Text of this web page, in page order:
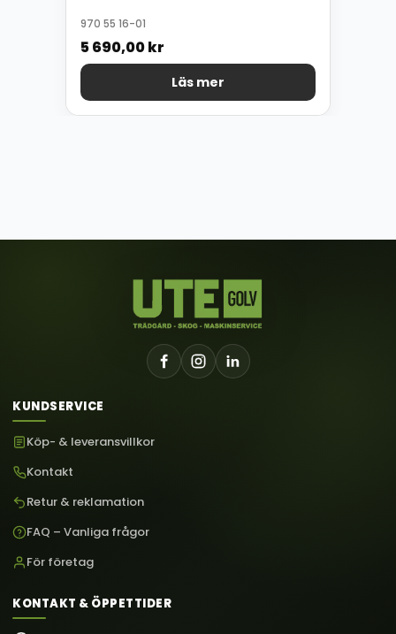
970 55 16-01
5 690,00kr
Läs mer
KUNDSERVICE
Köp- & leveransvillkor
Kontakt
Retur & reklamation
FAQ – Vanliga frågor
För företag
KONTAKT & ÖPPETTIDER